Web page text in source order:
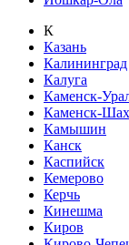
К
Казань
Калининград
Калуга
Каменск-
Каменск-
Камышин
Канск
Каспийск
Кемерово
Керчь
Кинешма
Киров